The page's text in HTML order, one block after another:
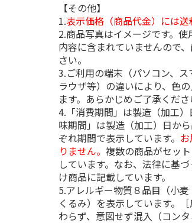
【その他】
1.表示価格（商品代金）には送
2.商品写真はイメージです。
内容に含まれていませんので
さい。
3.ご利用の端末（パソコン、
ラウザ等）の違いにより、色
ます。あらかじめご了承くださ
4.「消費期間」は製造（加工
味期間」は製造（加工）日か
ぞれ期間で表示しています。
りません。複数の商品がセッ
しています。なお、法律に基
け商品に記載しています。
5.アレルギー物質８品目（小
くるみ）を表示しています。
わらず、意図せず混入（コン